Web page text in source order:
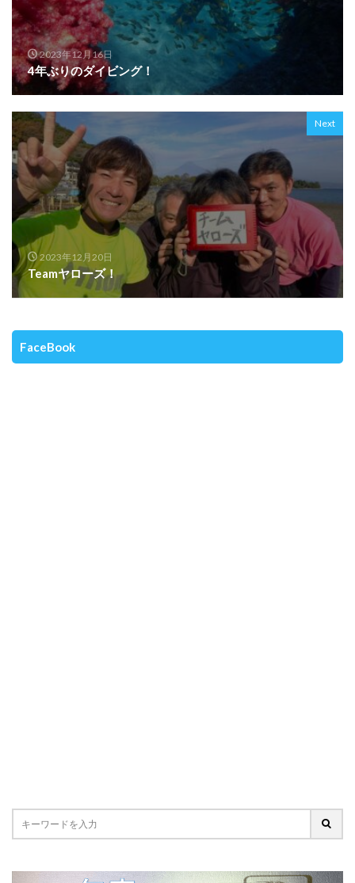
2023年12月16日
4年ぶりのダイビング！
Next
2023年12月20日
Teamヤローズ！
FaceBook